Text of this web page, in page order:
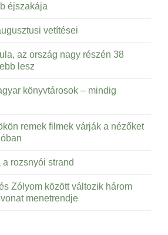
éjszakája
vetítései
az ország nagy részén 38
lesz
könyvtárosok – mindig
remek filmek várják a nézőket
rozsnyói strand
Zólyom között változik három
menetrendje